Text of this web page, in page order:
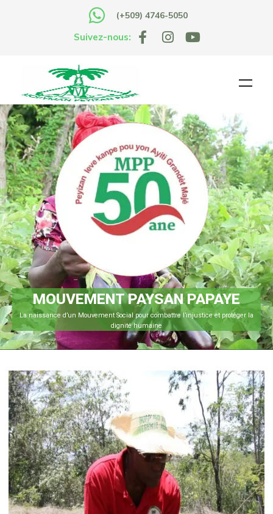
(+509) 4746-5050
Suivez-nous:
MOUVEMENT PAYSAN PAPAYE
Une organisation qui organise pour combattre les déséquilibres, pour promouvoir
une justice équitable